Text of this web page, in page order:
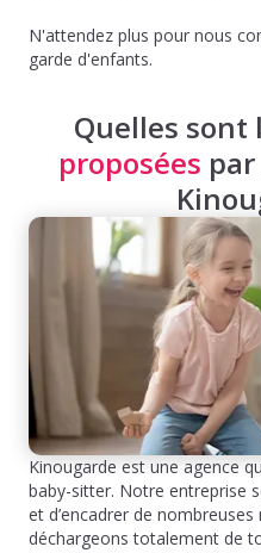
N'attendez plus pour nous
garde d'enfants.
Quelles sont
proposées
Kinougarde est une agence
baby-sitter. Notre entreprise
et d’encadrer de
déchargeons totalement de